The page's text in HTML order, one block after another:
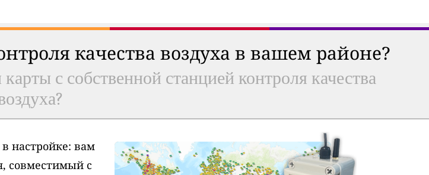
качества воздуха в вашем районе?
с собственной станцией контроля качества
настройке: вам
совместимый с